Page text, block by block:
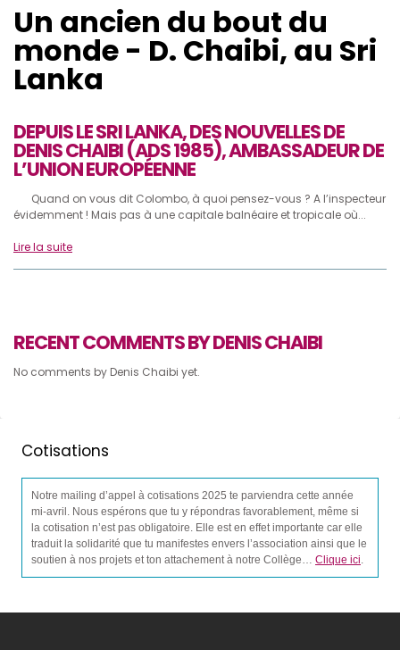
Un ancien du bout du
monde - D. Chaibi, au Sri
Lanka
DEPUIS LE SRI LANKA, DES NOUVELLES DE
DENIS CHAIBI (ADS 1985), AMBASSADEUR DE
L’UNION EUROPÉENNE
Quand on vous dit Colombo, à quoi pensez-vous ? A l’inspecteur
évidemment ! Mais pas à une capitale balnéaire et tropicale où...
Lire la suite
RECENT COMMENTS BY DENIS CHAIBI
No comments by Denis Chaibi yet.
Cotisations
Notre mailing d’appel à cotisations 2025 te parviendra cette année
mi-avril. Nous espérons que tu y répondras favorablement, même si
la cotisation n’est pas obligatoire. Elle est en effet importante car elle
traduit la solidarité que tu manifestes envers l’association ainsi que le
soutien à nos projets et ton attachement à notre Collège… Clique ici